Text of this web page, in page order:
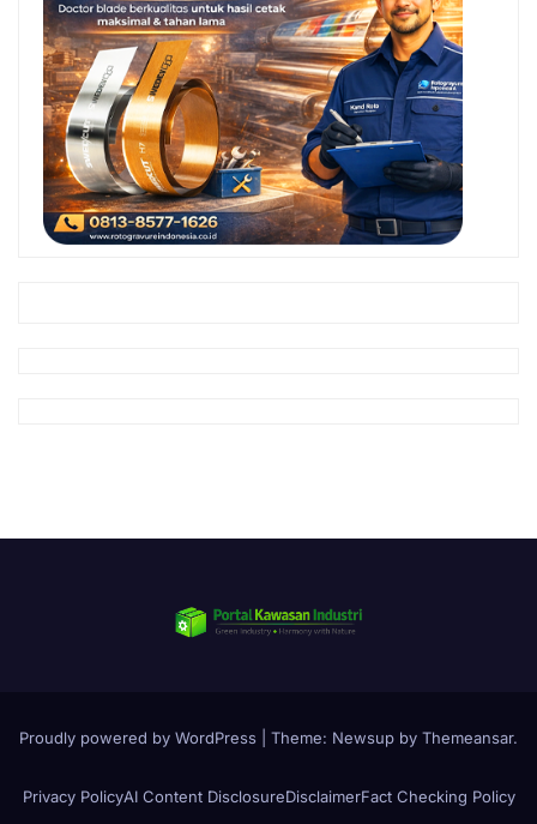
Proudly powered by WordPress Theme: Newsup by Themeansar.
Privacy PolicyAI Content DisclosureDisclaimerFact Checking Policy